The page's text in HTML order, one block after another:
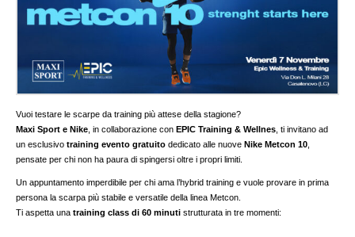
Vuoi testare le scarpe da training più attese della stagione?
Maxi Sport e Nike, in collaborazione con EPIC Training & Wellnes, ti invitano ad
un esclusivotraining evento gratuito dedicato alle nuove Nike Metcon 10,
pensate per chi non ha paura di spingersi oltre i propri limiti.
Un appuntamento imperdibile per chi ama l’hybrid training e vuole provare in prima
persona la scarpa più stabile e versatile della linea Metcon.
Ti aspetta unatraining class di 60 minuti strutturata in tre momenti: